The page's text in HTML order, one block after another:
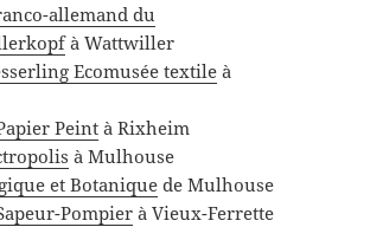
allemand du
à Wattwiller
Ecomusée textile à
Peintà Rixheim
à Mulhouse
et Botanique de Mulhouse
Pompier à Vieux-Ferrette